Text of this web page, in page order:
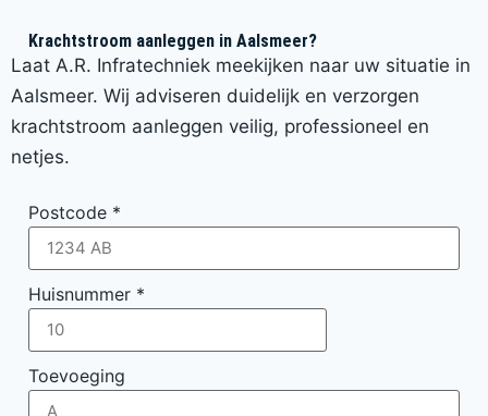
Krachtstroom aanleggen in Aalsmeer?
Laat A.R. Infratechniek meekijken naar uw situatie in
Aalsmeer. Wij adviseren duidelijk en verzorgen
krachtstroom aanleggen veilig, professioneel en
netjes.
Postcode *
Huisnummer *
Toevoeging